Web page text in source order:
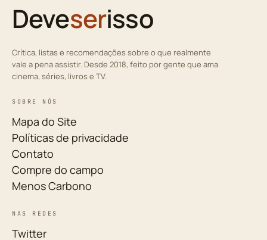
Deveserisso
Crítica, listas e recomendações sobre o que realmente
vale a pena assistir. Desde 2018, feito por gente que ama
cinema, séries, livros e TV.
SOBRE NÓS
Mapa do Site
Políticas de privacidade
Contato
Compre do campo
Menos Carbono
NAS REDES
Twitter